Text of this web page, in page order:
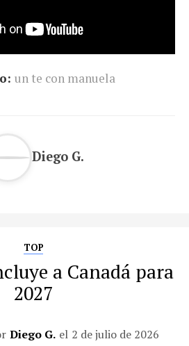
un te con manuela
Diego G.
TOP
a Canadá para
2027
Diego G. el 2 de julio de 2026